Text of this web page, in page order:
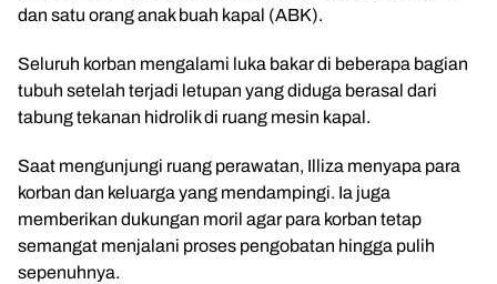
dan satu orang anak buah kapal (ABK).
Seluruh korban mengalami luka bakar di beberapa bagian
tubuh setelah terjadi letupan yang diduga berasal dari
tabung tekanan hidrolik di ruang mesin kapal.
Saat mengunjungi ruang perawatan, Illiza menyapa para
korban dan keluarga yang mendampingi. Ia juga
memberikan dukungan moril agar para korban tetap
semangat menjalani proses pengobatan hingga pulih
sepenuhnya.